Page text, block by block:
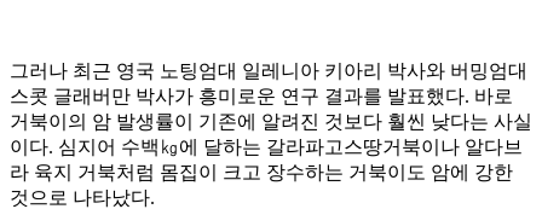
그러나 최근 영국 노팅엄대 일레니아 키아리 박사와 버밍엄대
스콧 글래버만 박사가 흥미로운 연구 결과를 발표했다. 바로
거북이의 암 발생률이 기존에 알려진 것보다 훨씬 낮다는 사실
이다. 심지어 수백㎏에 달하는 갈라파고스땅거북이나 알다브
라 육지 거북처럼 몸집이 크고 장수하는 거북이도 암에 강한
것으로 나타났다.